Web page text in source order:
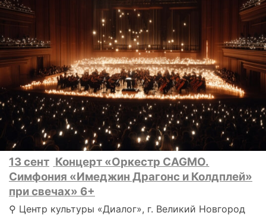
13 сент Концерт «Оркестр CAGMO.
Симфония «Имеджин Драгонс и Колдплей»
при свечах» 6+
⚲ Центр культуры «Диалог», г. Великий Новгород